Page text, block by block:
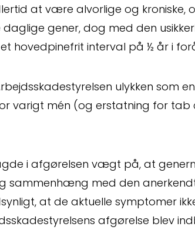
at være alvorlige og kroniske,
gener, dog med den
hovedpinefrit interval på ½ år i
ulykken som
varigt mén (og erstatning for tab
i afgørelsen vægt på, at
sammenhæng med den
at de aktuelle symptomer
afgørelse blev